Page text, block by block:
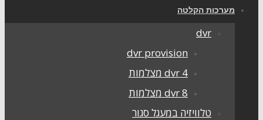
מערכות הקלטה
dvr
dvr provision
dvr 4 מצלמות
dvr 8 מצלמות
טלוויזיה במעגל סגור